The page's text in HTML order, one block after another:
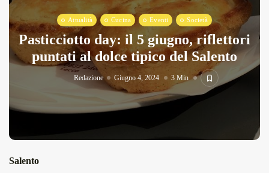
Iosonouncane A Lecce: Concerto Acustico...
Luglio 17, 2026 13 Min
Attualità Cucina Eventi Società
Pasticciotto day: il 5 giugno, riflettori
puntati al dolce tipico del Salento
Redazione Giugno 4, 2024 3 Min
Salento